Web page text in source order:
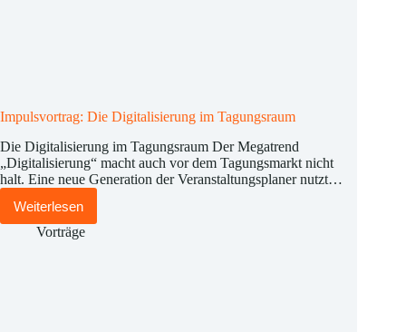
Impulsvortrag: Die Digitalisierung im Tagungsraum
Die Digitalisierung im Tagungsraum Der Megatrend
„Digitalisierung“ macht auch vor dem Tagungsmarkt nicht
halt. Eine neue Generation der Veranstaltungsplaner nutzt…
WeiterlesenImpulsvortrag:
Die
Digitalisierung
Vorträge